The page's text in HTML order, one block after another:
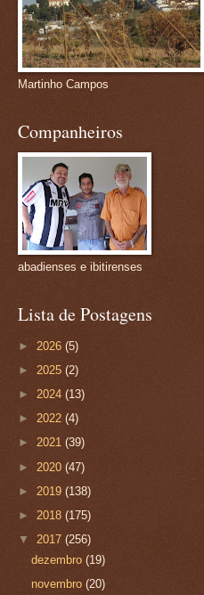
Martinho Campos
Companheiros
abadienses e ibitirenses
Lista de Postagens
► 2026 (5)
► 2025 (2)
► 2024 (13)
► 2022 (4)
► 2021 (39)
► 2020 (47)
► 2019 (138)
► 2018 (175)
▼ 2017 (256)
dezembro(19)
novembro(20)